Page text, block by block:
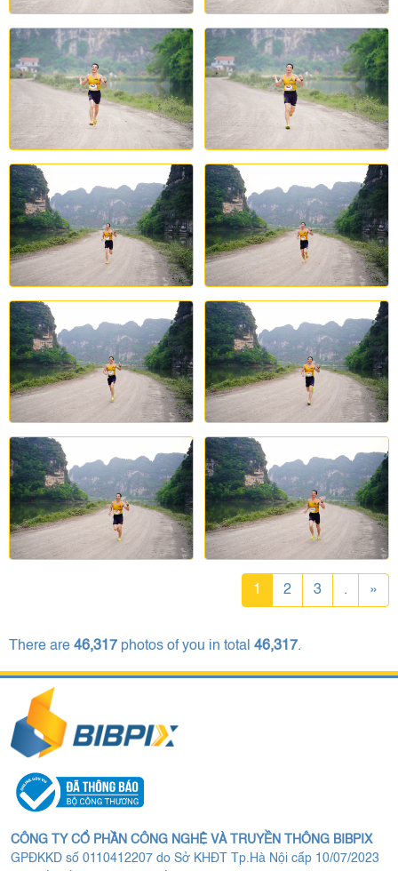
1 2 3 . »
There are 46,317 photos of you in total 46,317.
CÔNG TY CỔ PHẦN CÔNG NGHỆ VÀ TRUYỀN THÔNG BIBPIX
GPĐKKD số 0110412207 do Sở KHĐT Tp.Hà Nội cấp 10/07/2023